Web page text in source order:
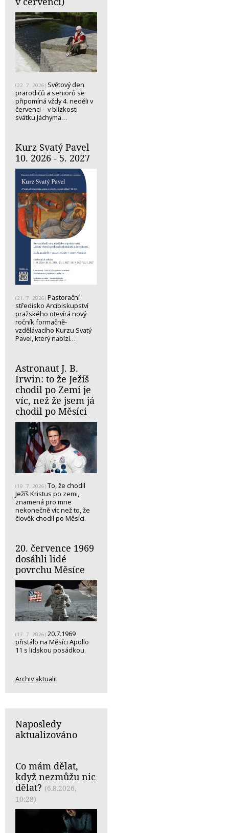
(22. 7. 2026) Světový den
prarodičů a seniorů se
připomíná vždy 4. neděli v
červenci - v blízkosti
svátku Jáchyma…
Kurz Svatý Pavel
10. 2026 - 5. 2027
(21. 7. 2026) Pastorační
středisko Arcibiskupství
pražského otevírá nový
ročník formačně-
vzdělávacího Kurzu Svatý
Pavel, který nabízí…
Astronaut J. B.
Irwin: to že Ježíš
chodil po Zemi je
víc, než že jsem já
chodil po Měsíci
(19. 7. 2026) To, že chodil
Ježíš Kristus po zemi,
znamená pro mne
nekonečně víc než to, že
člověk chodil po Měsíci.
20. července 1969
dosáhli lidé
povrchu Měsíce
(17. 7. 2026) 20.7.1969
přistálo na Měsíci Apollo
11 s lidskou posádkou.
Archiv aktualit
Naposledy
aktualizováno
Co mám dělat,
když nezmůžu nic
dělat? (6.8.2026,
10:28)